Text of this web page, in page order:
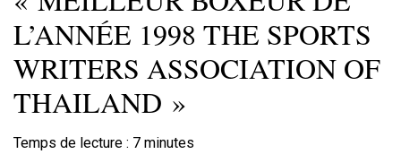
L’ANNÉE 1998 THE SPORTS
WRITERS ASSOCIATION OF
THAILAND »
Temps de lecture : 7 minutes